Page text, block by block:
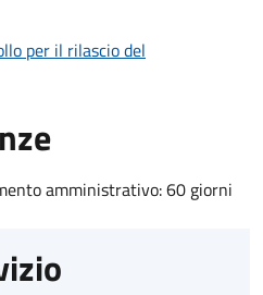
per il rilascio del
amministrativo: 60 giorni